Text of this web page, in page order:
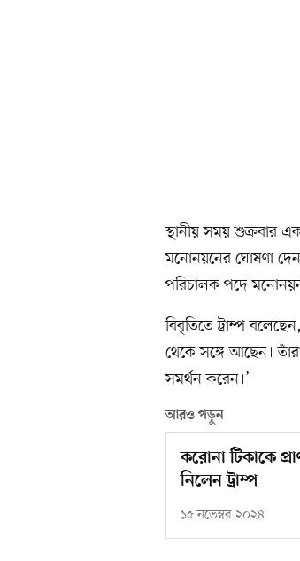
স্থানীয় সময় শুক্রবার
মনোনয়নের ঘোষণা
পরিচালক পদে
বিবৃতিতে ট্রাম্প
থেকে সঙ্গে আছেন।
সমর্থন করেন।’
আরও পড়ুন
করোনা টিকাকে
নিলেন ট্রাম্প
১৫ নভেম্বর ২০২৪